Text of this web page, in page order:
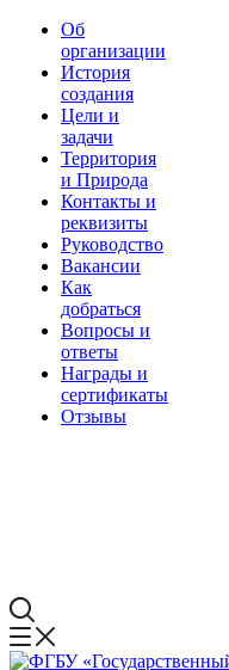
Об
организации
История
создания
Цели и
задачи
Территория
и Природа
Контакты и
реквизиты
Руководство
Вакансии
Как
добраться
Вопросы и
ответы
Награды и
сертификаты
Отзывы